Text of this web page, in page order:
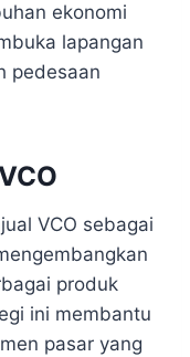
ekonomi
lapangan
pedesaan
VCO sebagai
produk
ini membantu
pasar yang